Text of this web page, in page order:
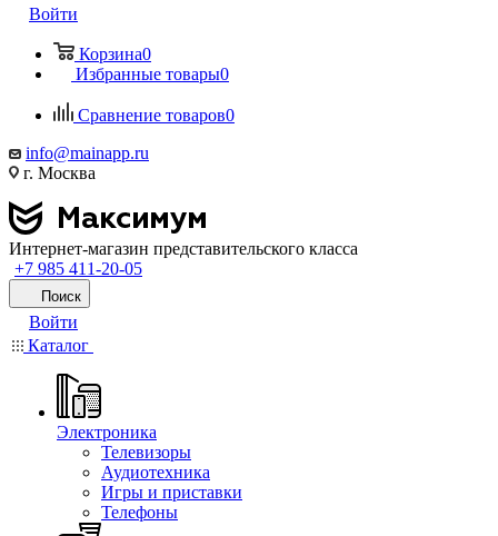
Войти
Корзина0
Избранные товары0
Сравнение товаров0
info@mainapp.ru
г. Москва
Интернет-магазин представительского класса
+7 985 411-20-05
Поиск
Войти
Каталог
Электроника
Телевизоры
Аудиотехника
Игры и приставки
Телефоны